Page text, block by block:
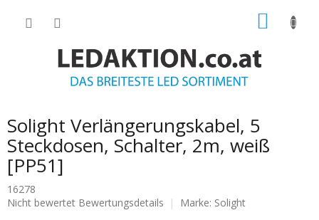
Solight Verlängerungskabel, 5
Steckdosen, Schalter, 2m, weiß
[PP51]
16278
Die
Nicht bewertet Bewertungsdetails Marke: Solight